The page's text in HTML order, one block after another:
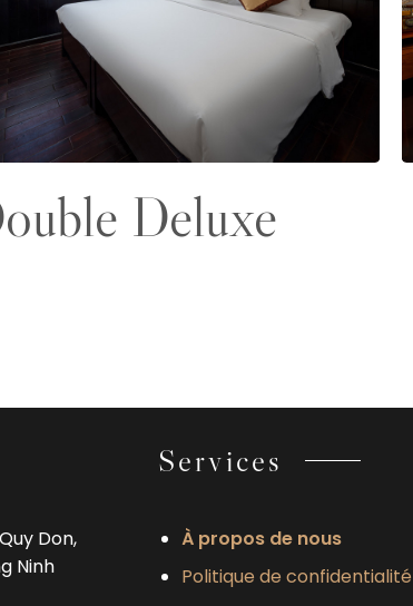
Deluxe
Don,
Ninh
Services
À propos de nous
Politique de confidentialité